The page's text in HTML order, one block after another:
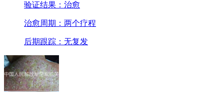
验证结果：治愈
治愈周期：两个疗程
后期跟踪：无复发